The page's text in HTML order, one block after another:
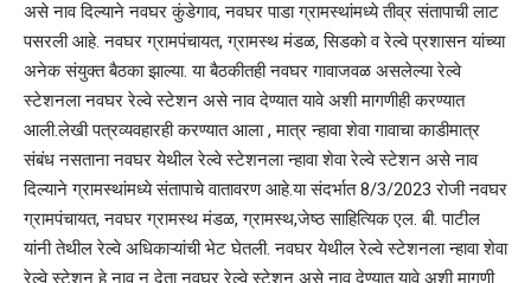
असे नाव दिल्याने नवघर कुंडेगाव, नवघर पाडा ग्रामस्थांमध्ये तीव्र संतापाची लाट
पसरली आहे. नवघर ग्रामपंचायत, ग्रामस्थ मंडळ, सिडको व रेल्वे प्रशासन यांच्या
अनेक संयुक्त बैठका झाल्या. या बैठकीतही नवघर गावाजवळ असलेल्या रेल्वे
स्टेशनला नवघर रेल्वे स्टेशन असे नाव देण्यात यावे अशी मागणीही करण्यात
आली.लेखी पत्रव्यवहारही करण्यात आला , मात्र न्हावा शेवा गावाचा काडीमात्र
संबंध नसताना नवघर येथील रेल्वे स्टेशनला न्हावा शेवा रेल्वे स्टेशन असे नाव
दिल्याने ग्रामस्थांमध्ये संतापाचे वातावरण आहे.या संदर्भात 8/3/2023 रोजी नवघर
ग्रामपंचायत, नवघर ग्रामस्थ मंडळ, ग्रामस्थ,जेष्ठ साहित्यिक एल. बी. पाटील
यांनी तेथील रेल्वे अधिकाऱ्यांची भेट घेतली. नवघर येथील रेल्वे स्टेशनला न्हावा शेवा
रेल्वे स्टेशन हे नाव न देता नवघर रेल्वे स्टेशन असे नाव देण्यात यावे अशी मागणी